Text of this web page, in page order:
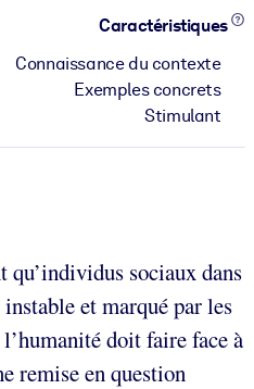
Caractéristiques
Connaissance du contexte
Exemples concrets
Stimulant
sociaux dans
et marqué par les
doit faire face à
remise en question